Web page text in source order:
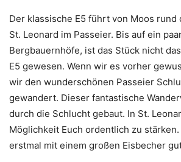
Der klassische E5 führt von Moos rund
St. Leonard im Passeier. Bis auf ein
Bergbauernhöfe, ist das Stück nicht
E5 gewesen. Wenn wir es vorher
wir den wunderschönen Passeier
gewandert. Dieser fantastische
durch die Schlucht gebaut. In St.
Möglichkeit Euch ordentlich zu
erstmal mit einem großen Eisbecher